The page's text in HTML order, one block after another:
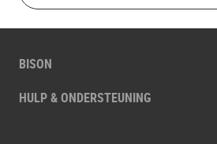
BISON
HULP & ONDERSTEUNING